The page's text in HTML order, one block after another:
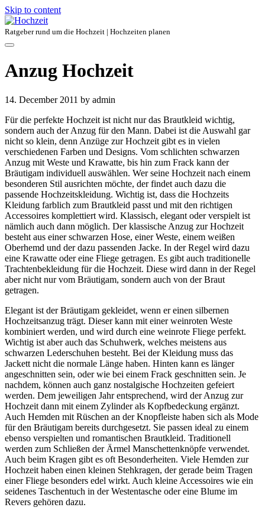
Skip to content
Ratgeber rund um die Hochzeit | Hochzeiten planen
Anzug Hochzeit
14. December 2011 by admin
Für die perfekte Hochzeit ist nicht nur das Brautkleid wichtig,
sondern auch der Anzug für den Mann. Dabei ist die Auswahl gar
nicht so klein, denn Anzüge zur Hochzeit gibt es in vielen
verschiedenen Farben und Designs. Vom schlichten schwarzen
Anzug mit Weste und Krawatte, bis hin zum Frack kann der
Bräutigam individuell auswählen. Wer seine Hochzeit nach einem
besonderen Stil ausrichten möchte, der findet auch dazu die
passende Hochzeitskleidung. Wichtig ist, dass die Hochzeits
Kleidung farblich zum Brautkleid passt und mit den richtigen
Accessoires komplettiert wird. Klassisch, elegant oder verspielt ist
nämlich auch dann möglich. Der klassische Anzug zur Hochzeit
besteht aus einer schwarzen Hose, einer Weste, einem weißen
Oberhemd und der dazu passenden Jacke. In der Regel wird dazu
eine Krawatte oder eine Fliege getragen. Es gibt auch traditionelle
Trachtenbekleidung für die Hochzeit. Diese wird dann in der Regel
aber nicht nur vom Bräutigam, sondern auch von der Braut
getragen.
Elegant ist der Bräutigam gekleidet, wenn er einen silbernen
Hochzeitsanzug trägt. Dieser kann mit einer weinroten Weste
kombiniert werden, und wird durch eine weinrote Fliege perfekt.
Wichtig ist aber auch das Schuhwerk, welches meistens aus
schwarzen Lederschuhen besteht. Bei der Kleidung muss das
Jackett nicht die normale Länge haben. Hinten kann es länger
angeschnitten sein, oder wie bei einem Frack geschnitten sein. Je
nachdem, können auch ganz nostalgische Hochzeiten gefeiert
werden. Dem jeweiligen Jahr entsprechend, wird der Anzug zur
Hochzeit dann mit einem Zylinder als Kopfbedeckung ergänzt.
Auch Hemden mit Rüschen an der Knopfleiste haben sich als Mode
für den Bräutigam bereits durchgesetzt. Sie passen ideal zu einem
ebenso verspielten und romantischen Brautkleid. Traditionell
werden zum Schließen der Ärmel Manschettenknöpfe verwendet.
Auch beim Kragen gibt es oft Besonderheiten. Viele Hemden zur
Hochzeit haben einen kleinen Stehkragen, der gerade beim Tragen
einer Fliege besonders edel wirkt. Auch kleine Accessoires wie ein
seidenes Taschentuch in der Westentasche oder eine Blume im
Revers gehören dazu.